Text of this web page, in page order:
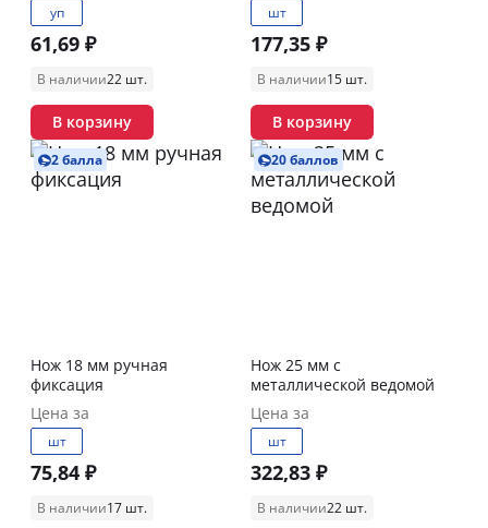
уп
61,69 ₽
В наличии22 шт.
В корзину
шт
177,35 ₽
В наличии15 шт.
В корзину
2 балла
Нож 18 мм ручная
фиксация
Цена за
шт
75,84 ₽
В наличии17 шт.
20 баллов
Нож 25 мм c
металлической ведомой
Цена за
шт
322,83 ₽
В наличии22 шт.